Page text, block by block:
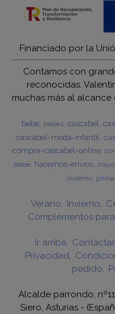
Financiado por la
Contamos con
reconocidas.
muchas más al alcance
bebe bebes cascabel
cascabel-moda-infantil
compra-cascabel-online
bebe hacemos-envios
invierno
Verano Invierno
Complementos
Ir arriba
Privacidad
pedido
Alcalde parrondo,
Siero, Asturias -